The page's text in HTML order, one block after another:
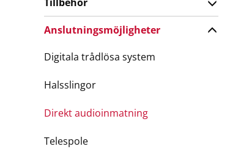
Anslutningsmöjligheter
Digitala trådlösa system
Halsslingor
Direkt audioinmatning
Telespole